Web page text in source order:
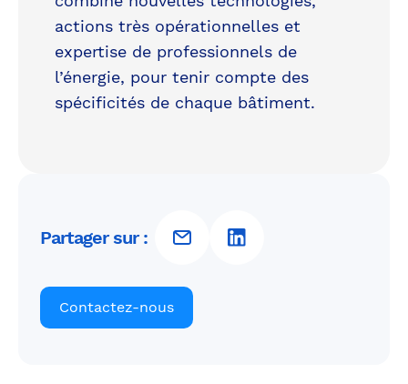
actions très opérationnelles et
expertise de professionnels de
l’énergie, pour tenir compte des
spécificités de chaque bâtiment.
Partager sur :
Contactez-nous